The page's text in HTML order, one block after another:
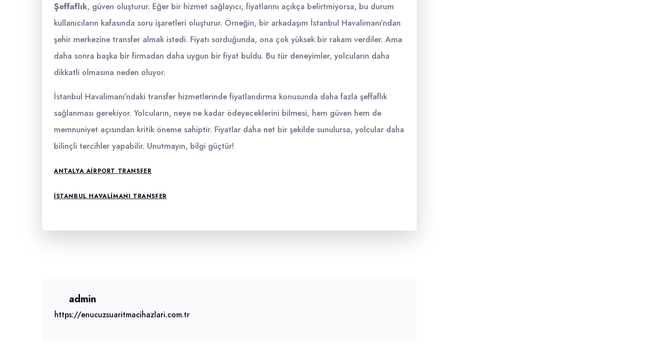
Şeffaflık, güven oluşturur. Eğer bir hizmet sağlayıcı, fiyatlarını açıkça belirtmiyorsa, bu durum
kullanıcıların kafasında soru işaretleri oluşturur. Örneğin, bir arkadaşım İstanbul Havalimanı’ndan
şehir merkezine transfer almak istedi. Fiyatı sorduğunda, ona çok yüksek bir rakam verdiler. Ama
daha sonra başka bir firmadan daha uygun bir fiyat buldu. Bu tür deneyimler, yolcuların daha
dikkatli olmasına neden oluyor.
İstanbul Havalimanı’ndaki transfer hizmetlerinde fiyatlandırma konusunda daha fazla şeffaflık
sağlanması gerekiyor. Yolcuların, neye ne kadar ödeyeceklerini bilmesi, hem güven hem de
memnuniyet açısından kritik öneme sahiptir. Fiyatlar daha net bir şekilde sunulursa, yolcular daha
bilinçli tercihler yapabilir. Unutmayın, bilgi güçtür!
ANTALYA AIRPORT TRANSFER
İSTANBUL HAVALIMANI TRANSFER
admin
https://enucuzsuaritmacihazlari.com.tr